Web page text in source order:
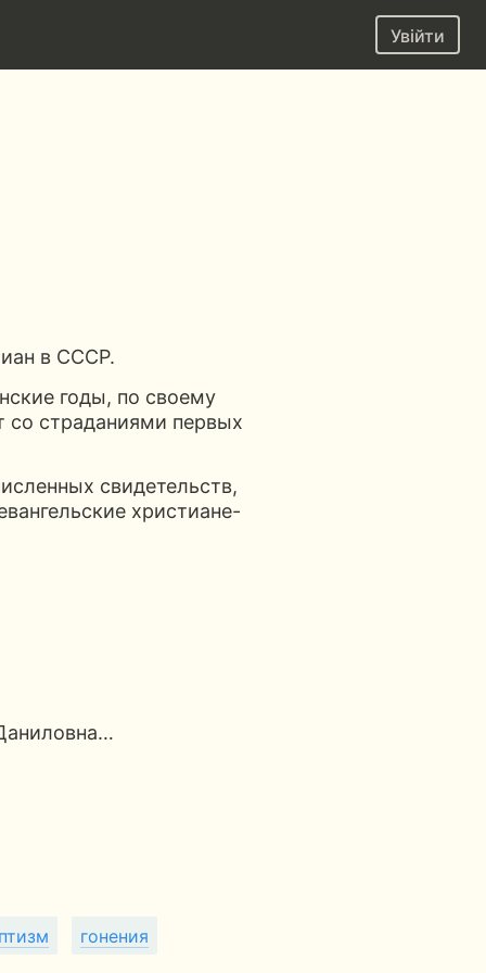
Увійти
в СССР.
годы, по своему
со страданиями первых
свидетельств,
христиане-
гонения